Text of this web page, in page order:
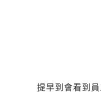
提早到會看到